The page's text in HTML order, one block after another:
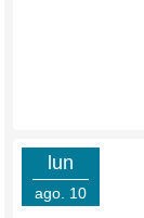
lun
ago. 10